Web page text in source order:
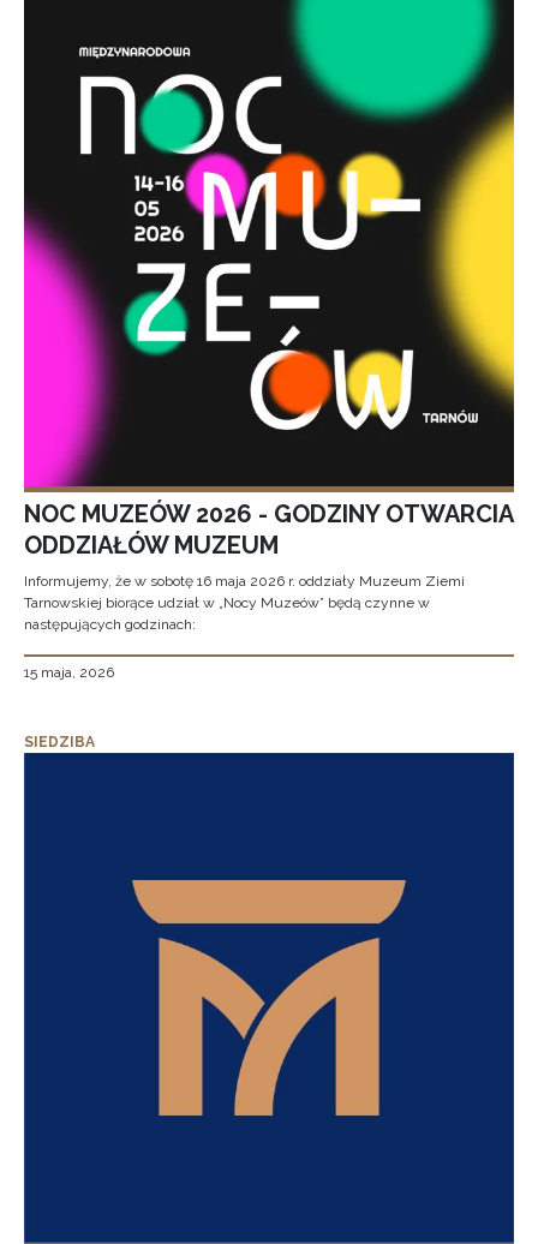
NOC MUZEÓW 2026 - GODZINY OTWARCIA
ODDZIAŁÓW MUZEUM
Informujemy, że w sobotę 16 maja 2026 r. oddziały Muzeum Ziemi
Tarnowskiej biorące udział w „Nocy Muzeów” będą czynne w
następujących godzinach:
15 maja, 2026
SIEDZIBA